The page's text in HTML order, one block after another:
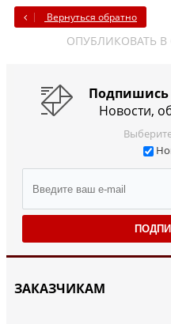
Вернуться обратно
ОПУБЛИКОВАТЬ В
Подпишись
Новости,
ЗАКАЗЧИКАМ